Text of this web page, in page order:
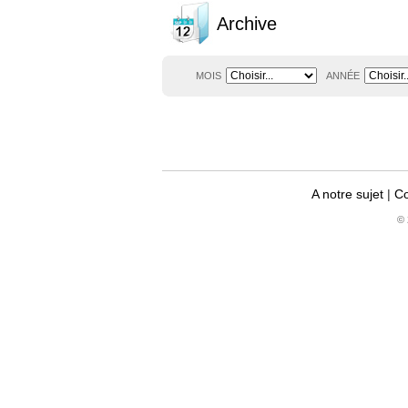
Archive
MOIS ANNÉE
A notre sujet|
©